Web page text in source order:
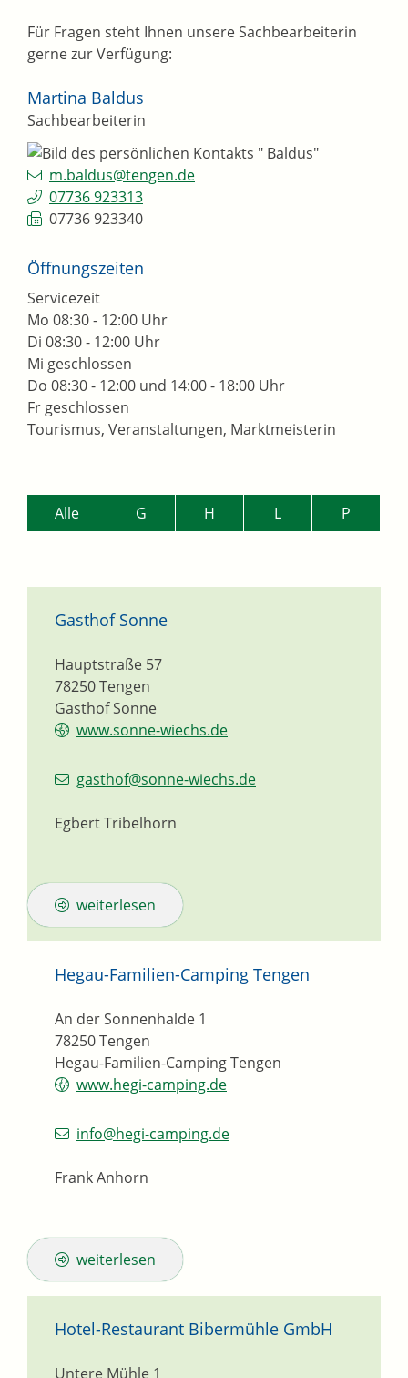
Für Fragen steht Ihnen unsere Sachbearbeiterin
gerne zur Verfügung:
Martina Baldus
Sachbearbeiterin
m.baldus@tengen.de
07736 923313
07736 923340
Öffnungszeiten
Servicezeit
Mo 08:30 - 12:00 Uhr
Di 08:30 - 12:00 Uhr
Mi geschlossen
Do 08:30 - 12:00 und 14:00 - 18:00 Uhr
Fr geschlossen
Tourismus, Veranstaltungen, Marktmeisterin
Alle G H L P
Gasthof Sonne
Gasthof Sonne
Hauptstraße 57
78250Tengen
www.sonne-wiechs.de
gasthof@sonne-wiechs.de
Egbert Tribelhorn
weiterlesen
Hegau-Familien-Camping Tengen
Hegau-Familien-Camping Tengen
An der Sonnenhalde 1
78250Tengen
www.hegi-camping.de
info@hegi-camping.de
Frank Anhorn
weiterlesen
Hotel-Restaurant Bibermühle GmbH
Untere Mühle 1